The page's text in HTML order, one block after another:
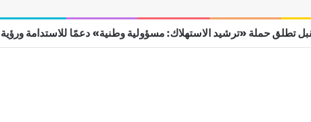
تطلق حملة «ترشيد الاستهلاك: مسؤولية وطنية» دعمًا للاستدامة ورؤية مصر